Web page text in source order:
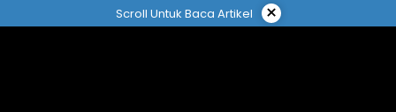
ke
Scroll Untuk Baca Artikel ×